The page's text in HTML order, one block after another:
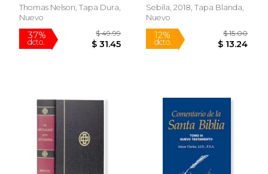
15%
dcto.
12%
dcto.
Thomas Nelson, Tapa Dura,
Nuevo
Sebila, 2018, Tapa Blanda,
Nuevo